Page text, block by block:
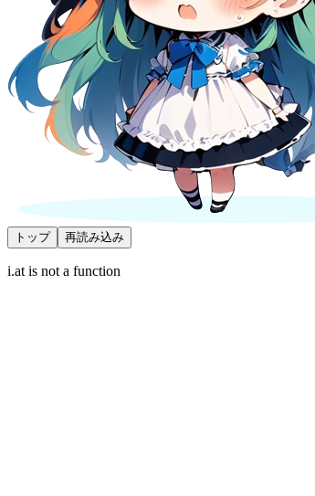
トップ 再読み込み
i.at is not a function